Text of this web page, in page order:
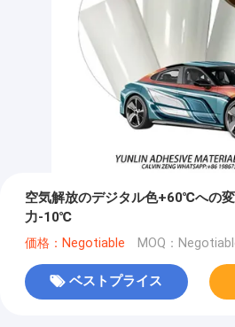
空気解放のデジタル色+60℃への
力-10℃
価格：Negotiable MOQ：
ベストプライス